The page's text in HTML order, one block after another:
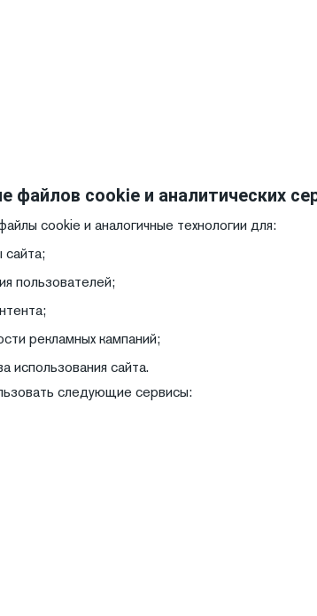
файлов cookie и аналитических
cookie и аналогичные технологии для:
пользователей;
рекламных кампаний;
использования сайта.
следующие сервисы: